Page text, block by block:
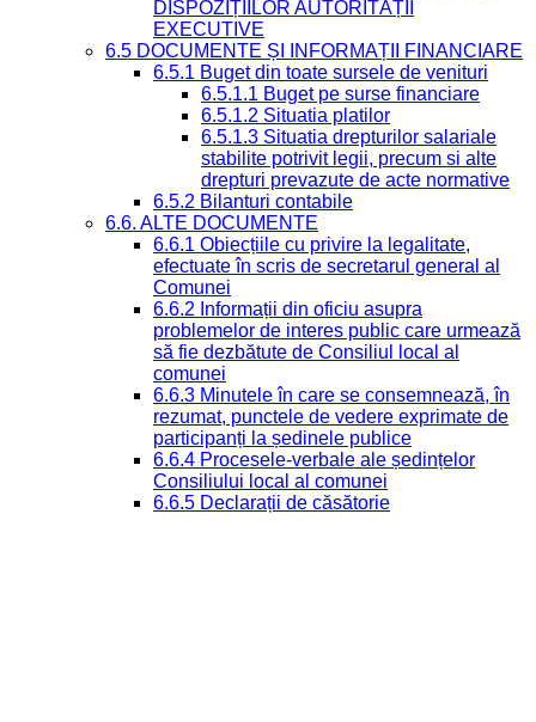
DISPOZIȚIILOR AUTORITĂȚII
EXECUTIVE
6.5 DOCUMENTE ȘI INFORMAȚII FINANCIARE
6.5.1 Buget din toate sursele de venituri
6.5.1.1 Buget pe surse financiare
6.5.1.2 Situatia platilor
6.5.1.3 Situatia drepturilor salariale
stabilite potrivit legii, precum si alte
drepturi prevazute de acte normative
6.5.2 Bilanturi contabile
6.6. ALTE DOCUMENTE
6.6.1 Obiecțiile cu privire la legalitate,
efectuate în scris de secretarul general al
Comunei
6.6.2 Informații din oficiu asupra
problemelor de interes public care urmează
să fie dezbătute de Consiliul local al
comunei
6.6.3 Minutele în care se consemnează, în
rezumat, punctele de vedere exprimate de
participanți la ședinele publice
6.6.4 Procesele-verbale ale ședințelor
Consiliului local al comunei
6.6.5 Declarații de căsătorie